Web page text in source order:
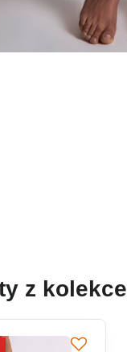
z kolekce